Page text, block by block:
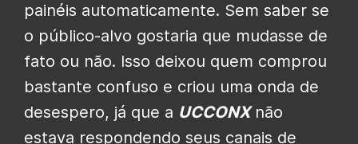
painéis automaticamente. Sem saber se
o público-alvo gostaria que mudasse de
fato ou não. Isso deixou quem comprou
bastante confuso e criou uma onda de
desespero, já que a UCCONXnão
estava respondendo seus canais de